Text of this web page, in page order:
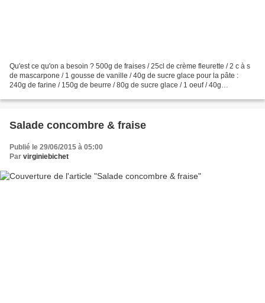
Qu'est ce qu'on a besoin ? 500g de fraises / 25cl de crème fleurette / 2 c à s
de mascarpone / 1 gousse de vanille / 40g de sucre glace pour la pâte :
240g de farine / 150g de beurre / 80g de sucre glace / 1 oeuf / 40g
Salade concombre & fraise
Publié le 29/06/2015 à 05:00
Par virginiebichet